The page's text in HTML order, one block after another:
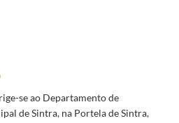
se ao Departamento de
de Sintra, na Portela de Sintra,